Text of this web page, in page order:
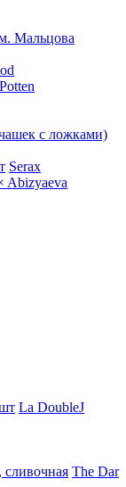
Мальцова
с ложками)
Serax
Abizyaeva
La DoubleJ
The Dar